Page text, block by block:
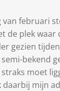
van februari
de plek
gezien
bekend
moet
daarbij mijn